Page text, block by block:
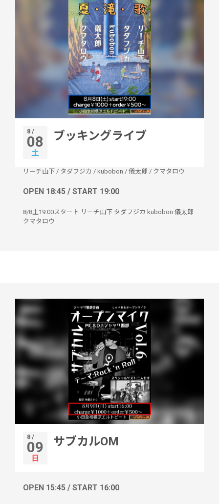
8 /
08
土
ブッキングライブ
リーチ山下 / タダフジカ / kubobon / 儀太郎 / クマタロウ
OPEN 18:45 / START 19:00
8/8土19:00スタート リーチ山下 タダフジカ kubobon 儀太郎
クマタロウ
8 /
09
日
サブカルOM
OPEN 15:45 / START 16:00